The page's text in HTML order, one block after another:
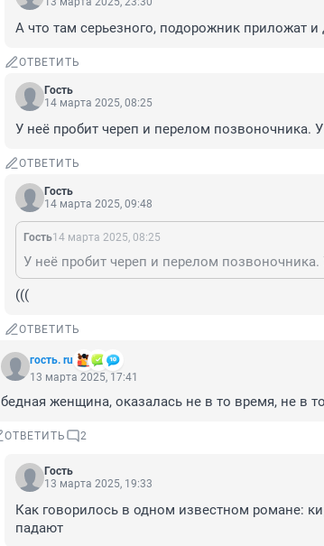
А что там серьезного, подорожник приложат и
ОТВЕТИТЬ
Гость
14 марта 2025, 08:25
У неё пробит череп и перелом позвоночника.
ОТВЕТИТЬ
Гость
14 марта 2025, 09:48
Гость14 марта 2025, 08:25
У неё пробит череп и перелом
(((
ОТВЕТИТЬ
гость. ru
13 марта 2025, 17:41
бедная женщина, оказалась не в то время, не в
ОТВЕТИТЬ 2
Гость
13 марта 2025, 19:33
Как говорилось в одном известном романе:
падают